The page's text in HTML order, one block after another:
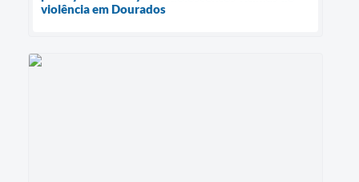
violência em Dourados